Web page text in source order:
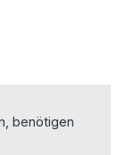
benötigen